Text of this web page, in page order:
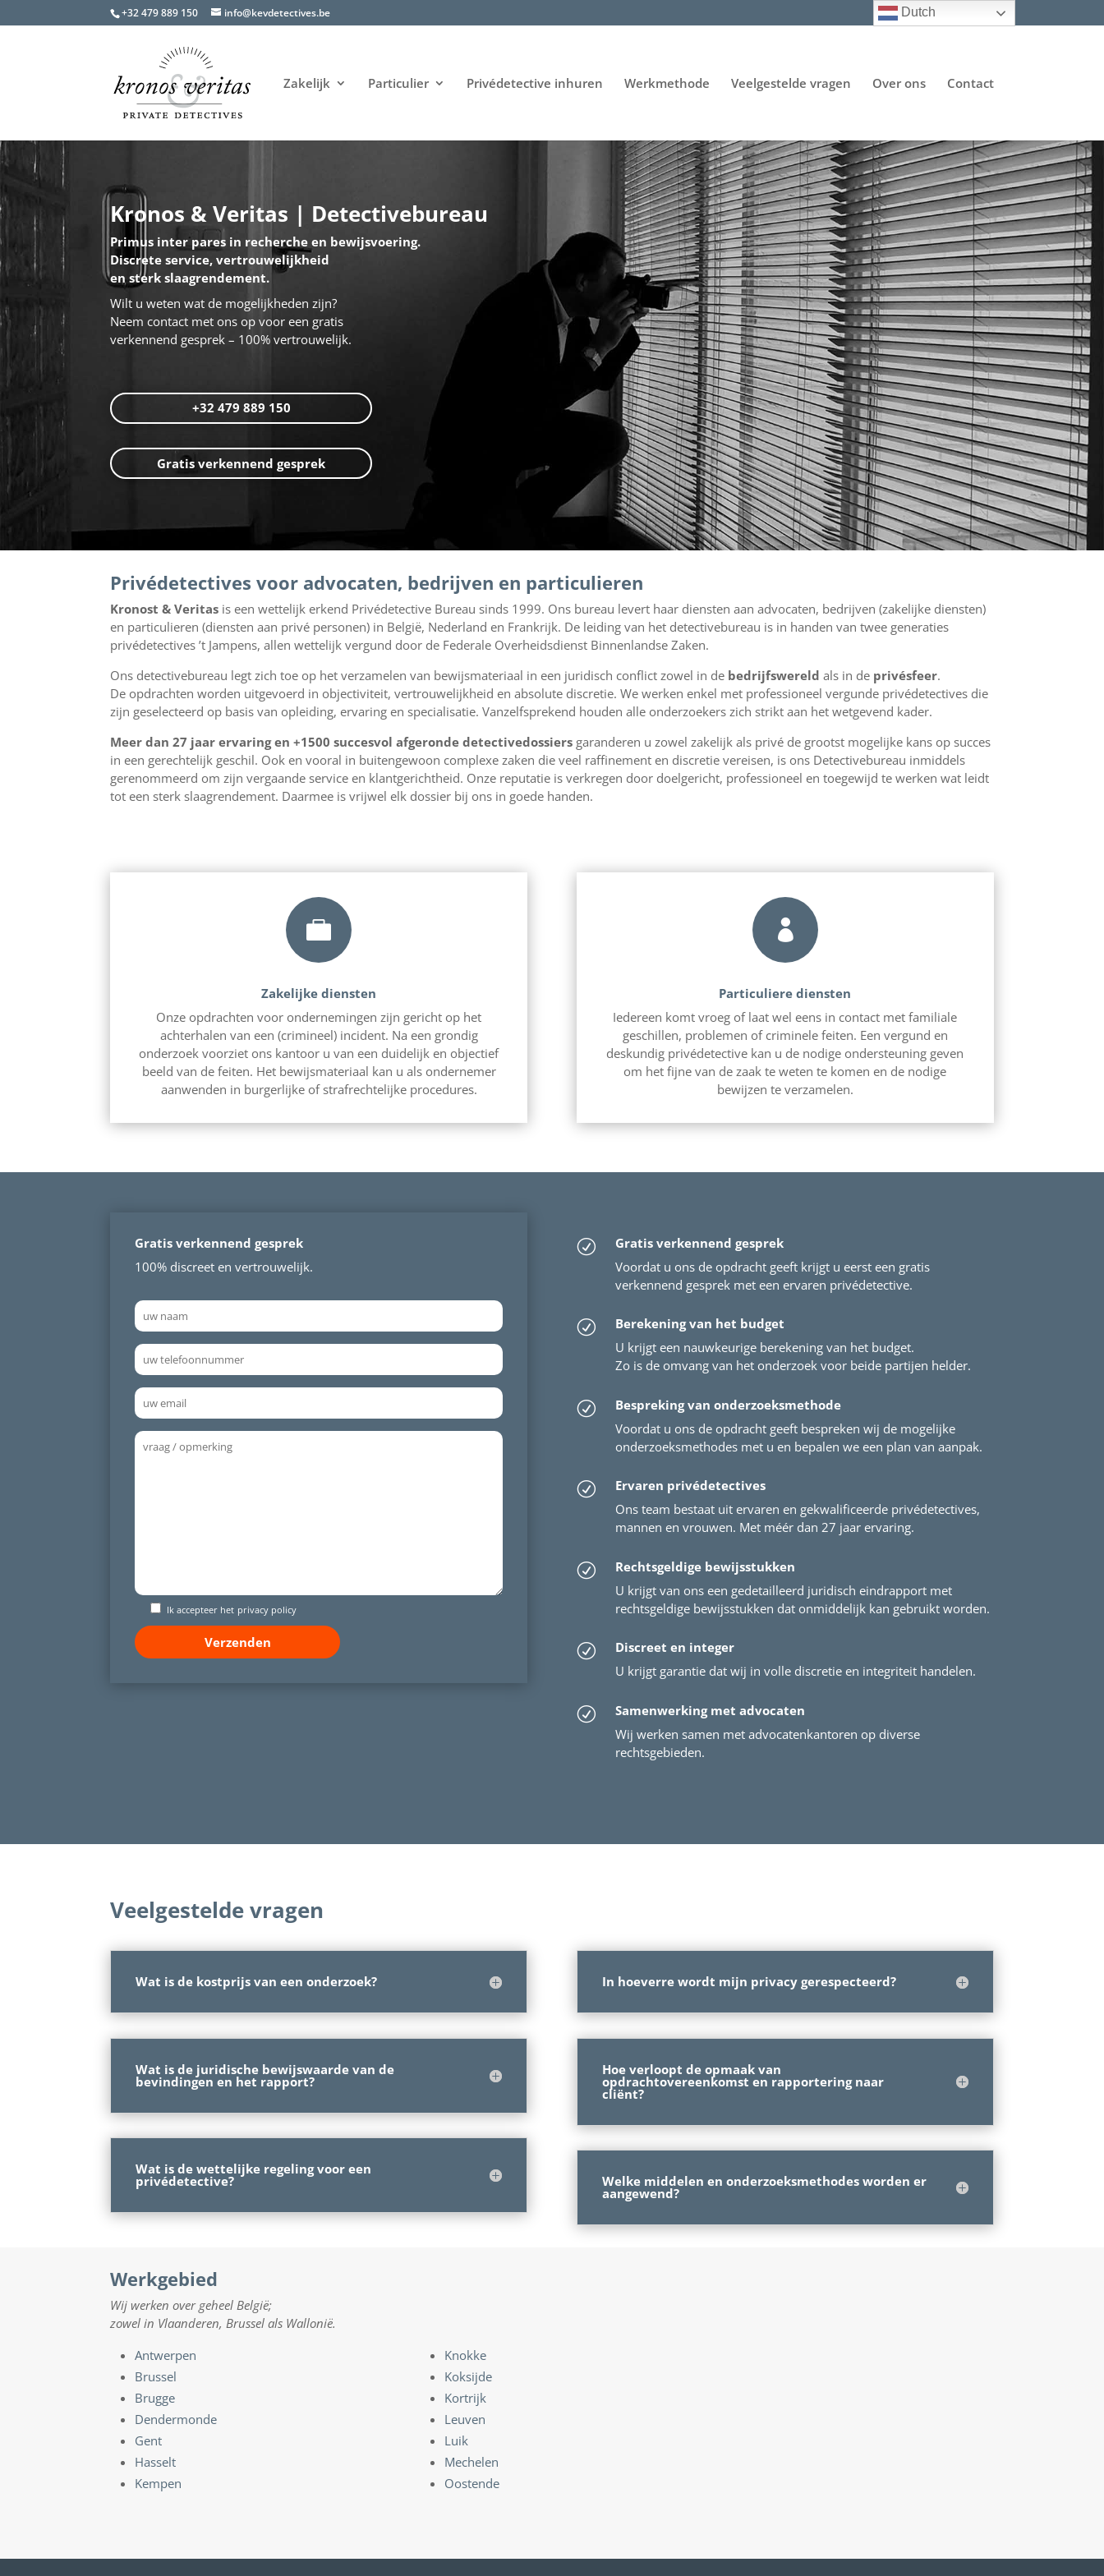
+32 479 889 150 info@kevdetectives.be
Zakelijk Particulier Privédetective inhuren Werkmethode Veelgestelde vragen Over ons Contact
Kronos & Veritas | Detectivebureau
Primus inter pares in recherche en bewijsvoering.
Discrete service, vertrouwelijkheid
en sterk slaagrendement.
Wilt u weten wat de mogelijkheden zijn?
Neem contact met ons op voor een gratis
verkennend gesprek – 100% vertrouwelijk.
+32 479 889 150
Gratis verkennend gesprek
Privédetectives voor advocaten, bedrijven en particulieren
Kronost & Veritas is een wettelijk erkend Privédetective Bureau sinds 1999. Ons bureau levert haar diensten aan advocaten, bedrijven (zakelijke diensten)
en particulieren (diensten aan privé personen) in België, Nederland en Frankrijk. De leiding van het detectivebureau is in handen van twee generaties
privédetectives ’t Jampens, allen wettelijk vergund door de Federale Overheidsdienst Binnenlandse Zaken.
Ons detectivebureau legt zich toe op het verzamelen van bewijsmateriaal in een juridisch conflict zowel in de bedrijfswereldals in de privésfeer.
De opdrachten worden uitgevoerd in objectiviteit, vertrouwelijkheid en absolute discretie. We werken enkel met professioneel vergunde privédetectives die
zijn geselecteerd op basis van opleiding, ervaring en specialisatie. Vanzelfsprekend houden alle onderzoekers zich strikt aan het wetgevend kader.
Meer dan 27 jaar ervaring en +1500 succesvol afgeronde detectivedossiers garanderen u zowel zakelijk als privé de grootst mogelijke kans op succes
in een gerechtelijk geschil. Ook en vooral in buitengewoon complexe zaken die veel raffinement en discretie vereisen, is ons Detectivebureau inmiddels
gerenommeerd om zijn vergaande service en klantgerichtheid. Onze reputatie is verkregen door doelgericht, professioneel en toegewijd te werken wat leidt
tot een sterk slaagrendement. Daarmee is vrijwel elk dossier bij ons in goede handen.

Zakelijke diensten
Onze opdrachten voor ondernemingen zijn gericht op het
achterhalen van een (crimineel) incident. Na een grondig
onderzoek voorziet ons kantoor u van een duidelijk en objectief
beeld van de feiten. Het bewijsmateriaal kan u als ondernemer
aanwenden in burgerlijke of strafrechtelijke procedures.

Particuliere diensten
Iedereen komt vroeg of laat wel eens in contact met familiale
geschillen, problemen of criminele feiten. Een vergund en
deskundig privédetective kan u de nodige ondersteuning geven
om het fijne van de zaak te weten te komen en de nodige
bewijzen te verzamelen.
Gratis verkennend gesprek
100% discreet en vertrouwelijk.
Ik accepteer het privacy policy
R
Gratis verkennend gesprek
Voordat u ons de opdracht geeft krijgt u eerst een gratis
verkennend gesprek met een ervaren privédetective.
R
Berekening van het budget
U krijgt een nauwkeurige berekening van het budget.
Zo is de omvang van het onderzoek voor beide partijen helder.
R
Bespreking van onderzoeksmethode
Voordat u ons de opdracht geeft bespreken wij de mogelijke
onderzoeksmethodes met u en bepalen we een plan van aanpak.
R
Ervaren privédetectives
Ons team bestaat uit ervaren en gekwalificeerde privédetectives,
mannen en vrouwen. Met méér dan 27 jaar ervaring.
R
Rechtsgeldige bewijsstukken
U krijgt van ons een gedetailleerd juridisch eindrapport met
rechtsgeldige bewijsstukken dat onmiddelijk kan gebruikt worden.
R
Discreet en integer
U krijgt garantie dat wij in volle discretie en integriteit handelen.
R
Samenwerking met advocaten
Wij werken samen met advocatenkantoren op diverse
rechtsgebieden.
Veelgestelde vragen
Wat is de kostprijs van een onderzoek?
Wat is de juridische bewijswaarde van de
bevindingen en het rapport?
Wat is de wettelijke regeling voor een
privédetective?
In hoeverre wordt mijn privacy gerespecteerd?
Hoe verloopt de opmaak van
opdrachtovereenkomst en rapportering naar
cliënt?
Welke middelen en onderzoeksmethodes worden er
aangewend?
Werkgebied
Wij werken over geheel België;
zowel in Vlaanderen, Brussel als Wallonië.
Antwerpen
Brussel
Brugge
Dendermonde
Gent
Hasselt
Kempen
Knokke
Koksijde
Kortrijk
Leuven
Luik
Mechelen
Oostende
Dutch